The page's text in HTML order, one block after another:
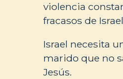
violencia
fracasos de
Israel necesita
marido que no
Jesús.